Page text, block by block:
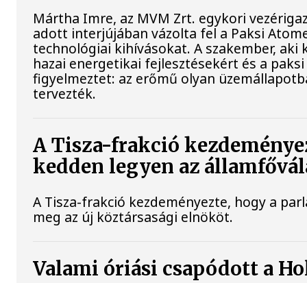
Mártha Imre, az MVM Zrt. egykori
adott interjújában vázolta fel a Paksi
technológiai kihívásokat. A szakember,
hazai energetikai fejlesztésekért és a
figyelmeztet: az erőmű olyan
tervezték.
A Tisza-frakció
kedden legyen az
A Tisza-frakció kezdeményezte, hogy a
meg az új köztársasági elnököt.
Valami óriási csapódott a